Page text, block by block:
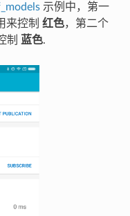
示例中，第一
来控制 红色，第二个
制 蓝色.